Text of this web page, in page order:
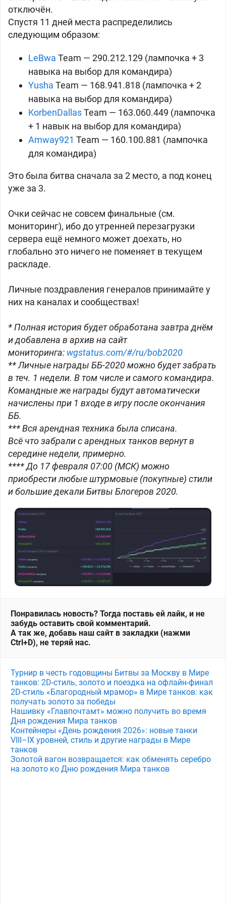
отключён.
Спустя 11 дней места распределились
следующим образом:
LeBwa Team — 290.212.129 (лампочка + 3
навыка на выбор для командира)
Yusha Team — 168.941.818 (лампочка + 2
навыка на выбор для командира)
KorbenDallasTeam — 163.060.449 (лампочка
+ 1 навык на выбор для командира)
Amway921 Team — 160.100.881 (лампочка
для командира)
Это была битва сначала за 2 место, а под конец
уже за 3.
Очки сейчас не совсем финальные (см.
мониторинг), ибо до утренней перезагрузки
сервера ещё немного может доехать, но
глобально это ничего не поменяет в текущем
раскладе.
Личные поздравления генералов принимайте у
них на каналах и сообществах!
* Полная история будет обработана завтра днём
и добавлена в архив на сайт
мониторинга: wgstatus.com/#/ru/bob2020
** Личные награды ББ-2020 можно будет забрать
в теч. 1 недели. В том числе и самого командира.
Командные же награды будут автоматически
начислены при 1 входе в игру после окончания
ББ.
*** Вся арендная техника была списана.
Всё что забрали с арендных танков вернут в
середине недели, примерно.
**** До 17 февраля 07:00 (МСК) можно
приобрести любые штурмовые (покупные) стили
и большие декали Битвы Блогеров 2020.
Понравилась новость? Тогда поставь ей лайк, и не
забудь оставить свой комментарий.
А так же, добавь наш сайт в закладки (нажми
Ctrl+D), не теряй нас.
Турнир в честь годовщины Битвы за Москву в Мире
танков: 2D-стиль, золото и поездка на офлайн-финал
2D-стиль «Благородный мрамор» в Мире танков: как
получать золото за победы
Нашивку «Главпочтамт» можно получить во время
Дня рождения Мира танков
Контейнеры «День рождения 2026»: новые танки
VIII–IX уровней, стиль и другие награды в Мире
танков
Золотой вагон возвращается: как обменять серебро
на золото ко Дню рождения Мира танков